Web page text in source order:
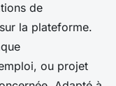
de
la plateforme.
ou projet